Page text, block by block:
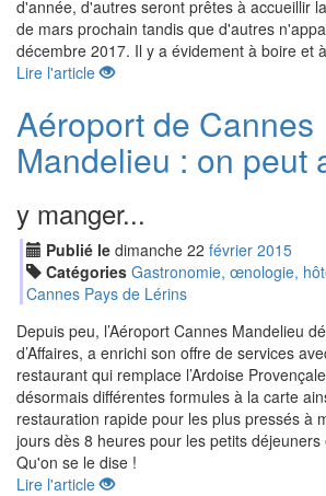
d'année, d'autres seront prêtes à accueillir
de mars prochain tandis que d'autres
décembre 2017. Il y a évidement à boire et
Lire l'article
Aéroport de Cannes
Mandelieu : on peut
y manger...
Publié le dimanche 22 février 2015
Catégories Gastronomie, œnologie,
Cannes Pays de Lérins
Depuis peu, l’Aéroport Cannes Mandelieu
d’Affaires, a enrichi son offre de services
restaurant qui remplace l’Ardoise
désormais différentes formules à la carte
restauration rapide pour les plus pressés à
jours dès 8 heures pour les petits déjeuners
Qu'on se le dise !
Lire l'article